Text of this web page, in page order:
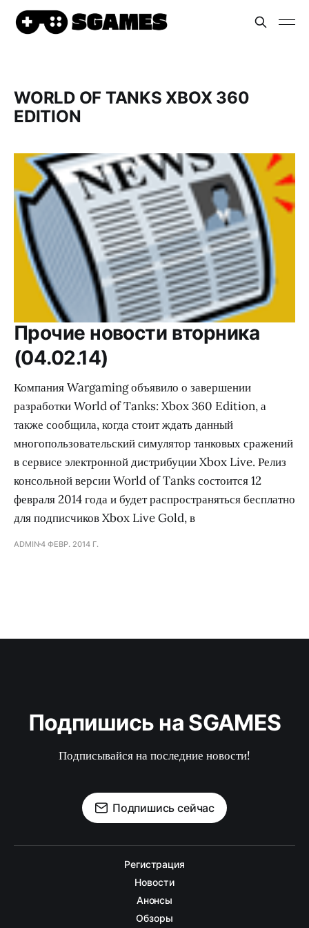
WORLD OF TANKS XBOX 360
EDITION
Прочие новости вторника
(04.02.14)
Компания Wargaming объявило о завершении
разработки World of Tanks: Xbox 360 Edition, а
также сообщила, когда стоит ждать данный
многопользовательский симулятор танковых сражений
в сервисе электронной дистрибуции Xbox Live. Релиз
консольной версии World of Tanks состоится 12
февраля 2014 года и будет распространяться бесплатно
для подписчиков Xbox Live Gold, в
ADMIN4 ФЕВР. 2014 Г.
Подпишись на SGAMES
Подписывайся на последние новости!
Подпишись сейчас
Регистрация
Новости
Анонсы
Обзоры